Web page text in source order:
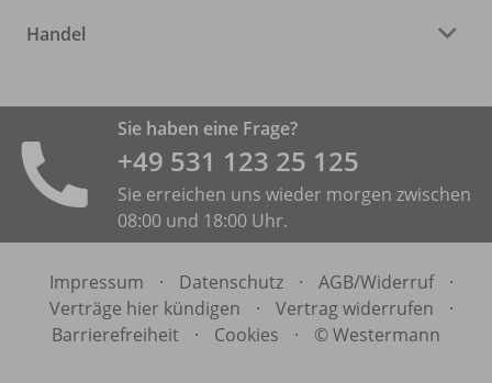
Handel
Sie haben eine Frage?
+49 531 ­123 25 125
Sie erreichen uns wieder morgen zwischen
08:00 und 18:00 Uhr.
Impressum · Datenschutz · AGB/Widerruf
·
Verträge hier kündigen
· Vertrag widerrufen
·
Barrierefreiheit
· Cookies · © Westermann